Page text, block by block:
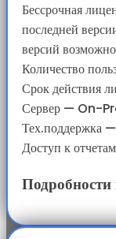
Бессрочная
последней
версий
Количество
Срок действия
Сервер — On-
Тех.поддержка
Доступ к отчетам
Подробности